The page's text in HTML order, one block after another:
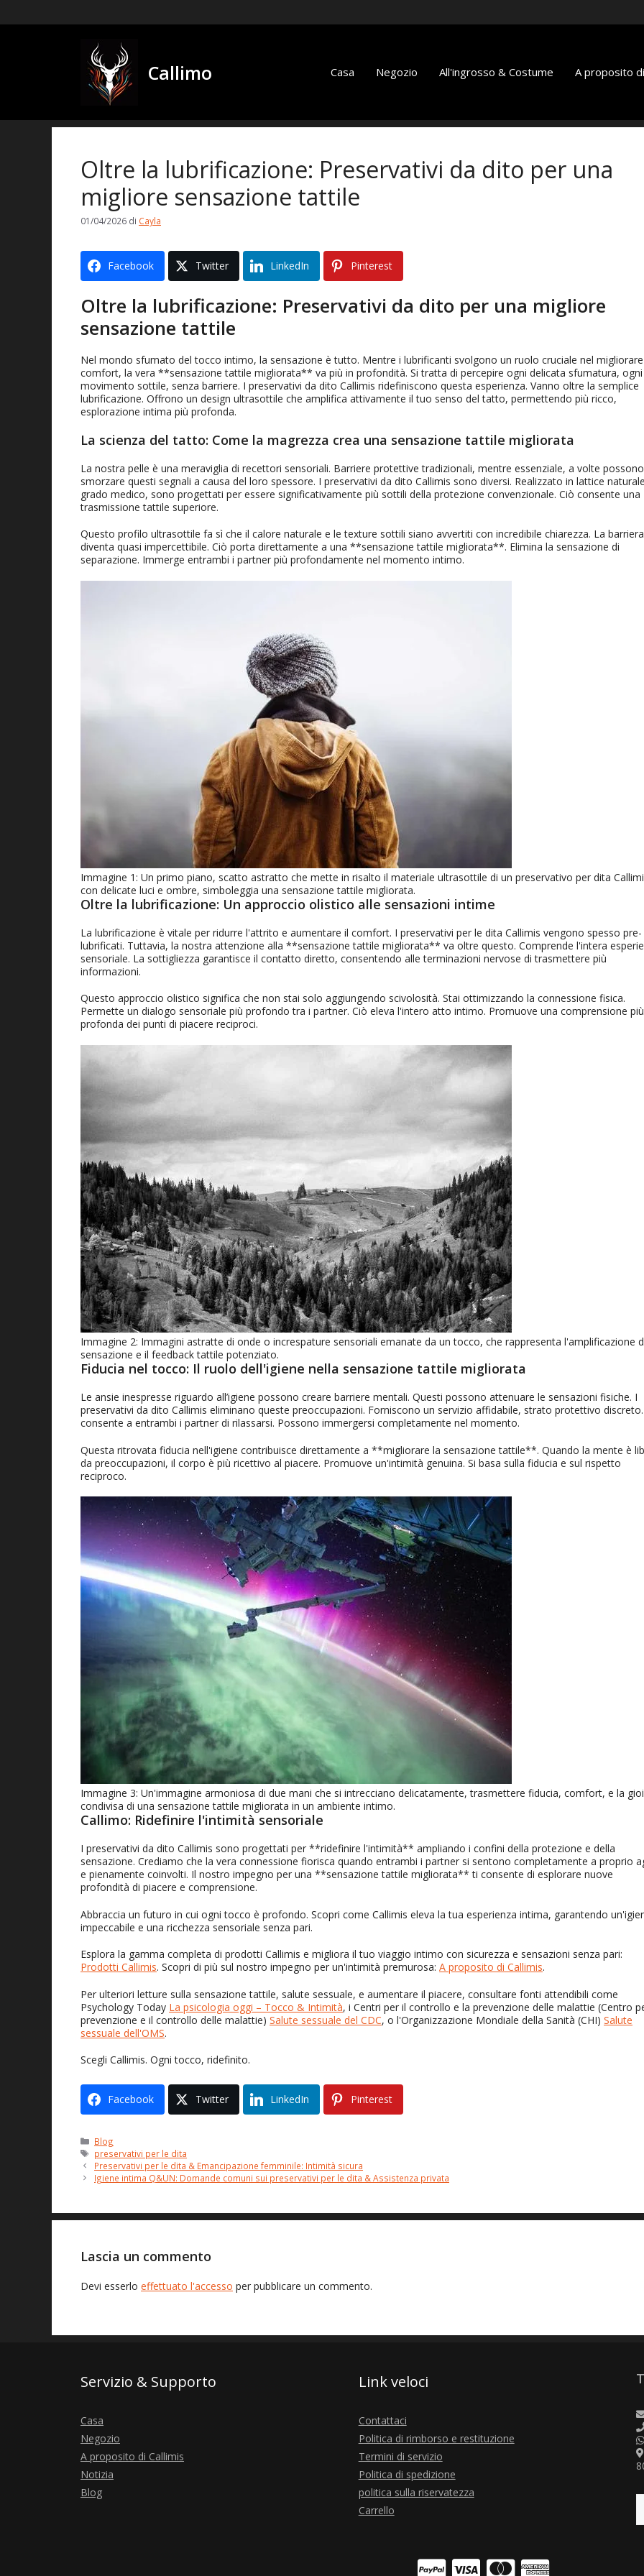
Callimo Casa Negozio All'ingrosso & Costume A proposito
Oltre la lubrificazione: Preservativi da dito per una
migliore sensazione tattile
01/04/2026 di Cayla
Facebook Twitter LinkedIn Pinterest
Oltre la lubrificazione: Preservativi da dito per una migliore
sensazione tattile
Nel mondo sfumato del tocco intimo, la sensazione è tutto. Mentre i lubrificanti svolgono un ruolo cruciale nel
comfort, la vera **sensazione tattile migliorata** va più in profondità. Si tratta di percepire ogni delicata sfumatura, ogni
movimento sottile, senza barriere. I preservativi da dito Callimis ridefiniscono questa esperienza. Vanno oltre la semplice
lubrificazione. Offrono un design ultrasottile che amplifica attivamente il tuo senso del tatto, permettendo più ricco,
esplorazione intima più profonda.
La scienza del tatto: Come la magrezza crea una sensazione tattile migliorata
La nostra pelle è una meraviglia di recettori sensoriali. Barriere protettive tradizionali, mentre essenziale, a volte possono
smorzare questi segnali a causa del loro spessore. I preservativi da dito Callimis sono diversi. Realizzato in lattice
grado medico, sono progettati per essere significativamente più sottili della protezione convenzionale. Ciò consente una
trasmissione tattile superiore.
Questo profilo ultrasottile fa sì che il calore naturale e le texture sottili siano avvertiti con incredibile chiarezza. La barriera
diventa quasi impercettibile. Ciò porta direttamente a una **sensazione tattile migliorata**. Elimina la sensazione di
separazione. Immerge entrambi i partner più profondamente nel momento intimo.
Immagine 1: Un primo piano, scatto astratto che mette in risalto il materiale ultrasottile di un preservativo per dita
con delicate luci e ombre, simboleggia una sensazione tattile migliorata.
Oltre la lubrificazione: Un approccio olistico alle sensazioni intime
La lubrificazione è vitale per ridurre l'attrito e aumentare il comfort. I preservativi per le dita Callimis vengono spesso pre-
lubrificati. Tuttavia, la nostra attenzione alla **sensazione tattile migliorata** va oltre questo. Comprende l'intera
sensoriale. La sottigliezza garantisce il contatto diretto, consentendo alle terminazioni nervose di trasmettere più
informazioni.
Questo approccio olistico significa che non stai solo aggiungendo scivolosità. Stai ottimizzando la connessione fisica.
Permette un dialogo sensoriale più profondo tra i partner. Ciò eleva l'intero atto intimo. Promuove una comprensione più
profonda dei punti di piacere reciproci.
Immagine 2: Immagini astratte di onde o increspature sensoriali emanate da un tocco, che rappresenta l'amplificazione
sensazione e il feedback tattile potenziato.
Fiducia nel tocco: Il ruolo dell'igiene nella sensazione tattile migliorata
Le ansie inespresse riguardo all’igiene possono creare barriere mentali. Questi possono attenuare le sensazioni fisiche. I
preservativi da dito Callimis eliminano queste preoccupazioni. Forniscono un servizio affidabile, strato protettivo
consente a entrambi i partner di rilassarsi. Possono immergersi completamente nel momento.
Questa ritrovata fiducia nell'igiene contribuisce direttamente a **migliorare la sensazione tattile**. Quando la mente è
da preoccupazioni, il corpo è più ricettivo al piacere. Promuove un'intimità genuina. Si basa sulla fiducia e sul rispetto
reciproco.
Immagine 3: Un'immagine armoniosa di due mani che si intrecciano delicatamente, trasmettere fiducia, comfort, e la
condivisa di una sensazione tattile migliorata in un ambiente intimo.
Callimo: Ridefinire l'intimità sensoriale
I preservativi da dito Callimis sono progettati per **ridefinire l'intimità** ampliando i confini della protezione e della
sensazione. Crediamo che la vera connessione fiorisca quando entrambi i partner si sentono completamente a proprio
e pienamente coinvolti. Il nostro impegno per una **sensazione tattile migliorata** ti consente di esplorare nuove
profondità di piacere e comprensione.
Abbraccia un futuro in cui ogni tocco è profondo. Scopri come Callimis eleva la tua esperienza intima, garantendo
impeccabile e una ricchezza sensoriale senza pari.
Esplora la gamma completa di prodotti Callimis e migliora il tuo viaggio intimo con sicurezza e sensazioni senza pari:
Prodotti Callimis. Scopri di più sul nostro impegno per un'intimità premurosa: A proposito di Callimis.
Per ulteriori letture sulla sensazione tattile, salute sessuale, e aumentare il piacere, consultare fonti attendibili come
Psychology Today La psicologia oggi – Tocco & Intimità, i Centri per il controllo e la prevenzione delle malattie (Centro
prevenzione e il controllo delle malattie) Salute sessuale del CDC, o l'Organizzazione Mondiale della Sanità (CHI) Salute
sessuale dell'OMS.
Scegli Callimis. Ogni tocco, ridefinito.
Facebook Twitter LinkedIn Pinterest
Categorie
Blog
Tag
preservativi per le dita
Preservativi per le dita & Emancipazione femminile: Intimità sicura
Igiene intima Q&UN: Domande comuni sui preservativi per le dita & Assistenza privata
Lascia un commento
Devi esserlo effettuato l'accesso per pubblicare un commento.
Servizio & Supporto
Casa
Negozio
A proposito di Callimis
Notizia
Blog
Link veloci
Contattaci
Politica di rimborso e restituzione
Termini di servizio
Politica di spedizione
politica sulla riservatezza
Carrello